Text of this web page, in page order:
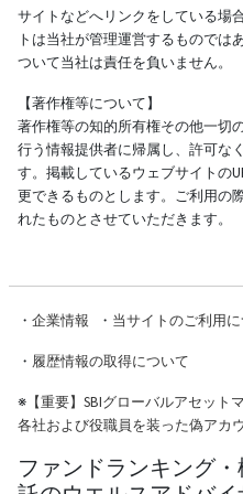
サイトなどへリンクをしている場
トは当社が管理運営するものでは
ついて当社は責任を負いません。
【著作権等について】
著作権等の知的所有権その他一切
行う情報提供者に帰属し、許可な
す。掲載しているウェブサイトの
更できるものとします。ご利用の
れたものとさせていただきます。
・ 企業情報 ・ 当サイトのご利用
・ 履歴情報の取得について
※【重要】SBIグローバルアセット
各社および役職員を装った偽アカ
ファンドランキング